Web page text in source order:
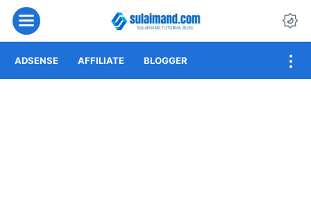
Menu
ADSENSE AFFILIATE BLOGGER